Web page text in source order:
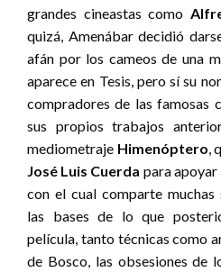
grandes cineastas como
quizá, Amenábar decidió
afán por los cameos de una
aparece en Tesis, pero sí su
compradores de las famosas
sus propios trabajos
mediometraje Himenóptero,
José Luis Cuerda para apoyar
con el cual comparte
las bases de lo que
película, tanto técnicas como
de Bosco, las obsesiones de